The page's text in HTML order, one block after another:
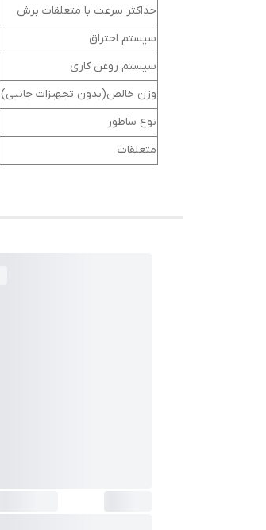
حداکثر سرعت با متعلقات برش
سیستم احتراق
سیستم روغن کاری
وزن خالص(بدون تجهیزات جانبی)
نوع ساطور
متعلقات